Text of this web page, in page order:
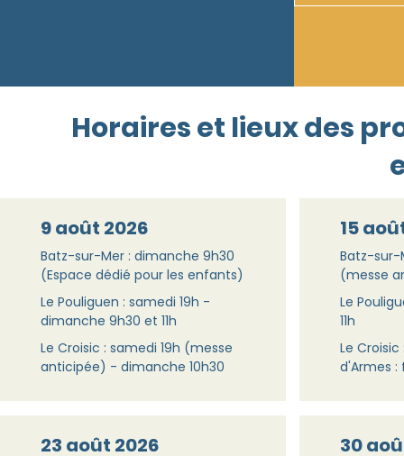
​Horaires et lieux des
9 août 2026
Batz-sur-Mer : dimanche 9h30
(Espace dédié pour les enfants)
Le Pouliguen : samedi 19h -
dimanche 9h30 et 11h
Le Croisic : samedi 19h (messe
anticipée) - dimanche 10h30
23 août 2026
15
Batz-sur-
(messe
Le
11h
Le Croisic
d'Armes :
30